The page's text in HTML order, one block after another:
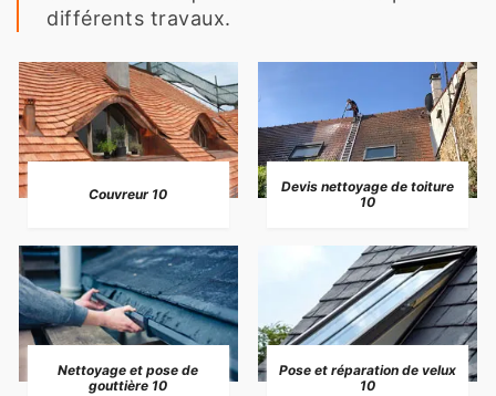
différents travaux.
Couvreur 10
Devis nettoyage de toiture
10
Nettoyage et pose de
gouttière 10
Pose et réparation de velux
10